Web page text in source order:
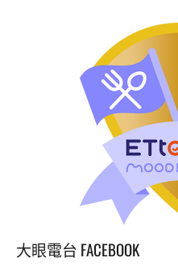
大眼電台 FACEBOOK